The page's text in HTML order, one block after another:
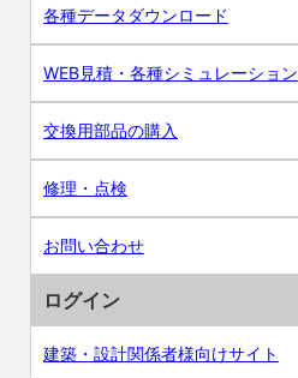
各種データダウンロード
WEB見積・各種シミュレーション
交換用部品の購入
修理・点検
お問い合わせ
ログイン
建築・設計関係者様向けサイト